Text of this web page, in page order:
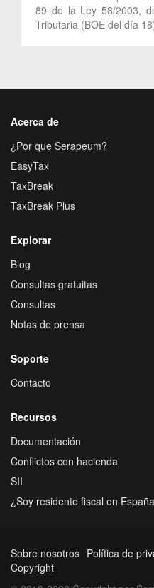
89 de la Ley 58/2003,
Tributaria (BOE del día
Acerca de
¿Por que Serapeum?
EasyTax
TaxBreak
TaxBreak Plus
Explorar
Blog
Consultas gratuitas
Consultas
Notas de prensa
Soporte
Contacto
Recursos
Documentación
Conflictos con hacienda
SII
¿Soy residente fiscal en
Sobre nosotros Política de
Copyright